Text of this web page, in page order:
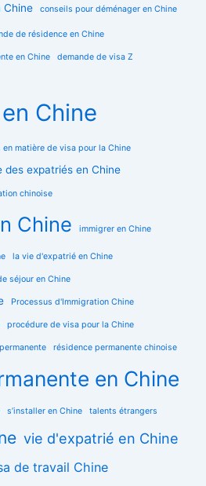
Chine conseils pour déménager en Chine
de résidence en Chine
en Chine demande de visa Z
Chine
en matière de visa pour la Chine
des expatriés en Chine
chinoise
Chine immigrer en Chine
la vie d'expatrié en Chine
séjour en Chine
Processus d'Immigration Chine
procédure de visa pour la Chine
résidence permanente chinoise
en Chine
s’installer en Chine talents étrangers
vie d'expatrié en Chine
de travail Chine